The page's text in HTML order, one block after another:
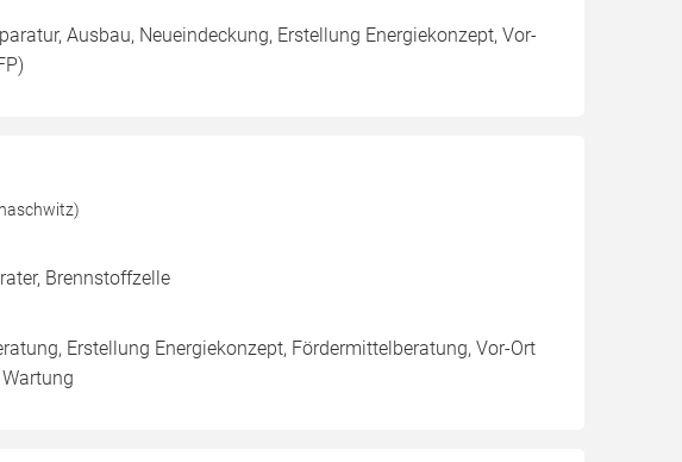
Ausbau, Neueindeckung, Erstellung Energiekonzept, Vor-
Brennstoffzelle
Erstellung Energiekonzept, Fördermittelberatung, Vor-Ort